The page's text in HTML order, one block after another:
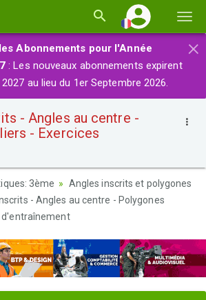
la×
Abonnements pour l'Année
: Les nouveaux abonnements expirent
au lieu du 1er Septembre 2026.
- Angles au centre -
- Exercices
3ème
Angles inscrits et polygones
- Angles au centre - Polygones
d'entraînement